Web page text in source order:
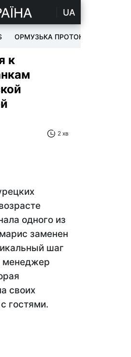
UA
ОРМУЗЬКА ПРОТОКА
к
2 хв
одного из
заменен
шаг
менеджер
своих
гостями.